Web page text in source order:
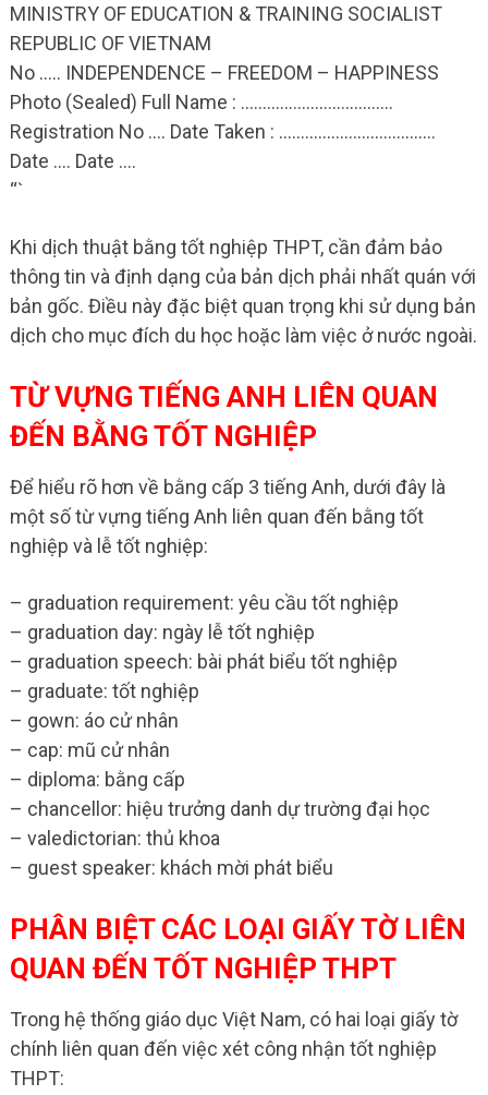
MINISTRY OF EDUCATION & TRAINING SOCIALIST
REPUBLIC OF VIETNAM
No ….. INDEPENDENCE – FREEDOM – HAPPINESS
Photo (Sealed) Full Name : ……………………………..
Registration No …. Date Taken : ………………………………
Date …. Date ….
“`
Khi dịch thuật bằng tốt nghiệp THPT, cần đảm bảo
thông tin và định dạng của bản dịch phải nhất quán với
bản gốc. Điều này đặc biệt quan trọng khi sử dụng bản
dịch cho mục đích du học hoặc làm việc ở nước ngoài.
TỪ VỰNG TIẾNG ANH LIÊN QUAN
ĐẾN BẰNG TỐT NGHIỆP
Để hiểu rõ hơn về bằng cấp 3 tiếng Anh, dưới đây là
một số từ vựng tiếng Anh liên quan đến bằng tốt
nghiệp và lễ tốt nghiệp:
– graduation requirement: yêu cầu tốt nghiệp
– graduation day: ngày lễ tốt nghiệp
– graduation speech: bài phát biểu tốt nghiệp
– graduate: tốt nghiệp
– gown: áo cử nhân
– cap: mũ cử nhân
– diploma: bằng cấp
– chancellor: hiệu trưởng danh dự trường đại học
– valedictorian: thủ khoa
– guest speaker: khách mời phát biểu
PHÂN BIỆT CÁC LOẠI GIẤY TỜ LIÊN
QUAN ĐẾN TỐT NGHIỆP THPT
Trong hệ thống giáo dục Việt Nam, có hai loại giấy tờ
chính liên quan đến việc xét công nhận tốt nghiệp
THPT: